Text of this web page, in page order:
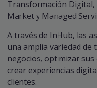
Transformación
Market y Managed
A través de InHub, las
una amplia variedad de
negocios, optimizar
crear experiencias
clientes.